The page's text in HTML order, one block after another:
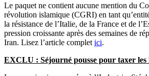
Le paquet ne contient aucune mention du
révolution islamique (CGRI) en tant
la résistance de l’Italie, de la France et de
pression croissante après des semaines de
Iran. Lisez l’article complet ici.
EXCLU : Séjourné pousse pour taxer les